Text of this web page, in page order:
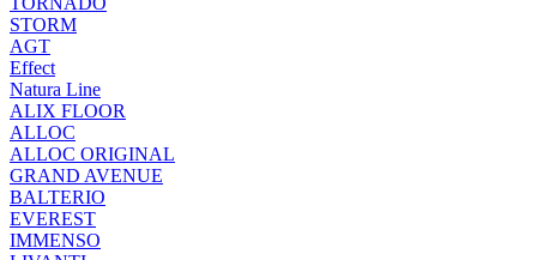
STORM
AGT
Effect
Natura Line
ALIX FLOOR
ALLOC
ALLOC ORIGINAL
GRAND AVENUE
BALTERIO
EVEREST
IMMENSO